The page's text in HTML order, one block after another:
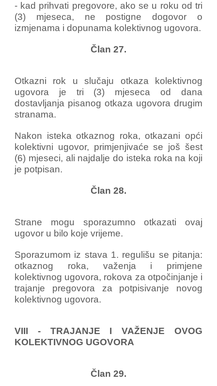
- kad prihvati pregovore, ako se u roku od tri
(3) mjeseca, ne postigne dogovor o
izmjenama i dopunama kolektivnog ugovora.
Član 27.
Otkazni rok u slučaju otkaza kolektivnog
ugovora je tri (3) mjeseca od dana
dostavljanja pisanog otkaza ugovora drugim
stranama.
Nakon isteka otkaznog roka, otkazani opći
kolektivni ugovor, primjenjivaće se još šest
(6) mjeseci, ali najdalje do isteka roka na koji
je potpisan.
Član 28.
Strane mogu sporazumno otkazati ovaj
ugovor u bilo koje vrijeme.
Sporazumom iz stava 1. regulišu se pitanja:
otkaznog roka, važenja i primjene
kolektivnog ugovora, rokova za otpočinjanje i
trajanje pregovora za potpisivanje novog
kolektivnog ugovora.
VIII - TRAJANJE I VAŽENJE OVOG
KOLEKTIVNOG UGOVORA
Član 29.